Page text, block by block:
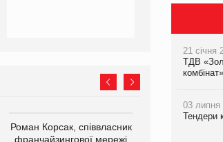
Роман Корсак, співвласник
франчайзингової мережі
21 січня
ТДВ
комбінат»
03 липня
Тендери